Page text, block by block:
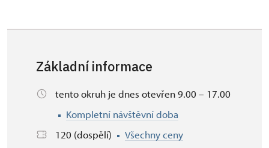
Základní informace
tento okruh je dnes otevřen 9.00 – 17.00
Kompletní návštěvní doba
120 (dospělí)
Všechny ceny